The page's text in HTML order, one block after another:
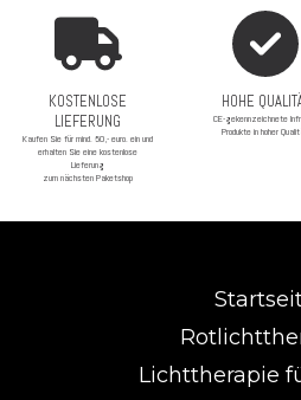
KOSTENLOSE
LIEFERUNG
Kaufen Sie für mind. 50,- euro. ein und
erhalten Sie eine kostenlose
Lieferung
zum nächsten Paketshop
HOHE
CE-gekennzeichnete
Produkte in hoher
Lichttherapie